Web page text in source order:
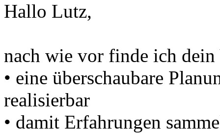
Hallo Lutz,
nach wie vor finde ich
• eine überschaubare
realisierbar
• damit Erfahrungen